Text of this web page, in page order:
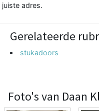
juiste adres.
Gerelateerde
stukadoors
Foto's van Daan